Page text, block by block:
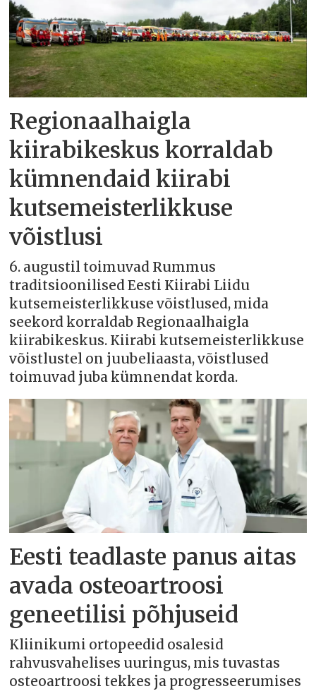
Regionaalhaigla
kiirabikeskus korraldab
kümnendaid kiirabi
kutsemeisterlikkuse
võistlusi
6. augustil toimuvad Rummus
traditsioonilised Eesti Kiirabi Liidu
kutsemeisterlikkuse võistlused, mida
seekord korraldab Regionaalhaigla
kiirabikeskus. Kiirabi kutsemeisterlikkuse
võistlustel on juubeliaasta, võistlused
toimuvad juba kümnendat korda.
Eesti teadlaste panus aitas
avada osteoartroosi
geneetilisi põhjuseid
Kliinikumi ortopeedid osalesid
rahvusvahelises uuringus, mis tuvastas
osteoartroosi tekkes ja progresseerumises